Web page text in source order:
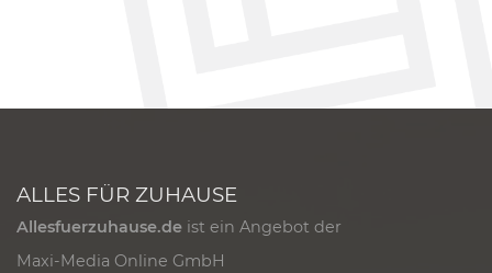
ALLES FÜR ZUHAUSE
Allesfuerzuhause.de ist ein Angebot der
Maxi-Media Online GmbH